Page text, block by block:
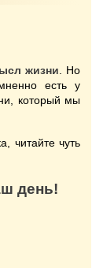
жизни . Но
есть у
который мы
читайте чуть
день!